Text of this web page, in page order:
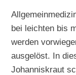
bei leichten bis
werden
ausgelöst. In
Johanniskraut